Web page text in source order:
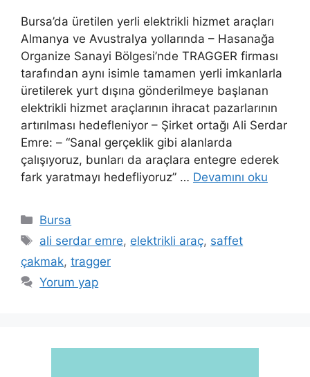
Bursa’da üretilen yerli elektrikli hizmet araçları
Almanya ve Avustralya yollarında – Hasanağa
Organize Sanayi Bölgesi’nde TRAGGER firması
tarafından aynı isimle tamamen yerli imkanlarla
üretilerek yurt dışına gönderilmeye başlanan
elektrikli hizmet araçlarının ihracat pazarlarının
artırılması hedefleniyor – Şirket ortağı Ali Serdar
Emre: – “Sanal gerçeklik gibi alanlarda
çalışıyoruz, bunları da araçlara entegre ederek
fark yaratmayı hedefliyoruz” … Devamını oku
Kategoriler
Bursa
Etiketler
ali serdar emre, elektrikli araç, saffet
çakmak, tragger
Yorum yap